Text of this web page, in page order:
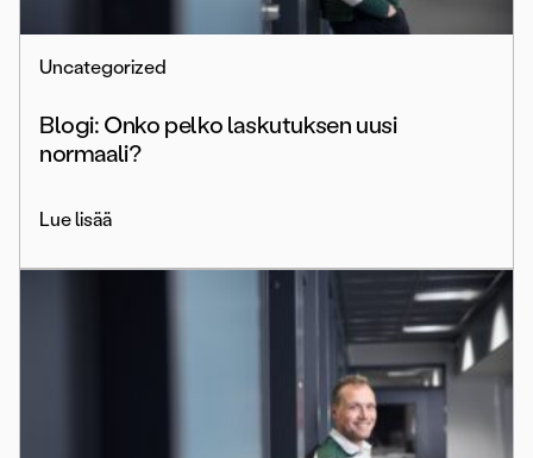
Uncategorized
Blogi: Onko pelko laskutuksen uusi
normaali?
Lue lisää